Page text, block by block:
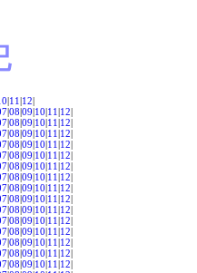
|11|12|
|08|09|10|11|12|
|08|09|10|11|12|
|08|09|10|11|12|
|08|09|10|11|12|
|08|09|10|11|12|
|08|09|10|11|12|
|08|09|10|11|12|
|08|09|10|11|12|
|08|09|10|11|12|
|08|09|10|11|12|
|08|09|10|11|12|
|08|09|10|11|12|
|08|09|10|11|12|
|08|09|10|11|12|
|08|09|10|11|12|